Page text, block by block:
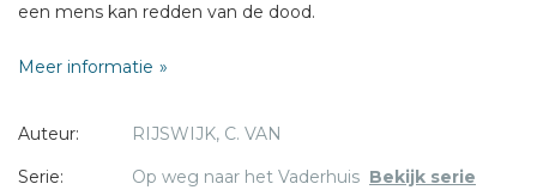
een mens kan redden van de dood.
De meeste mensen
Omdat hij zo goed is voor arme mensen.
Daarom durft Johan, de heer van Heenvliet,
Meer informatie
Auteur:
RIJSWIJK, C. VAN
Serie:
Op weg naar het Vaderhuis Bekijk serie
* = verplicht